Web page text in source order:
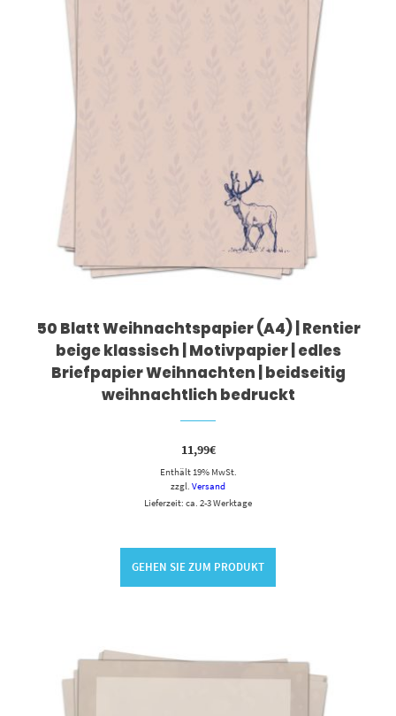
50 Blatt Weihnachtspapier (A4) | Rentier
beige klassisch | Motivpapier | edles
Briefpapier Weihnachten | beidseitig
weihnachtlich bedruckt
11,99€
Enthält 19% MwSt.
zzgl. Versand
Lieferzeit: ca. 2-3 Werktage
GEHEN SIE ZUM PRODUKT